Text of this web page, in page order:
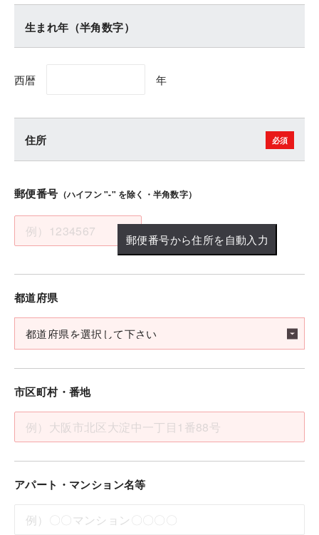
生まれ年（半角数字）
西暦 年
住所
郵便番号 （ハイフン "-" を除く・半角数字）
郵便番号から住所を自動入力
都道府県
市区町村・番地
アパート・マンション名等